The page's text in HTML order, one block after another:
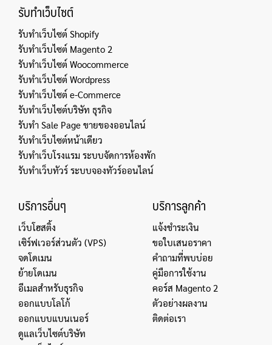
รับทำเว็บไซต์
รับทำเว็บไซต์ Shopify
รับทำเว็บไซต์ Magento 2
รับทำเว็บไซต์ Woocommerce
รับทำเว็บไซต์ Wordpress
รับทำเว็บไซต์ e-Commerce
รับทำเว็บไซต์บริษัท ธุรกิจ
รับทำ Sale Page ขายของออนไลน์
รับทำเว็บไซต์หน้าเดียว
รับทำเว็บโรงแรม ระบบจัดการห้องพัก
รับทำเว็บทัวร์ ระบบจองทัวร์ออนไลน์
บริการอื่นๆ
เว็บโฮสติ้ง
เซิร์ฟเวอร์ส่วนตัว (VPS)
จดโดเมน
ย้ายโดเมน
อีเมลสำหรับธุรกิจ
ออกแบบโลโก้
ออกแบบแบนเนอร์
ดูแลเว็บไซต์บริษัท
บริการลูกค้า
แจ้งชำระเงิน
ขอใบเสนอราคา
คำถามที่พบบ่อย
คู่มือการใช้งาน
คอร์ส Magento 2
ตัวอย่างผลงาน
ติดต่อเรา